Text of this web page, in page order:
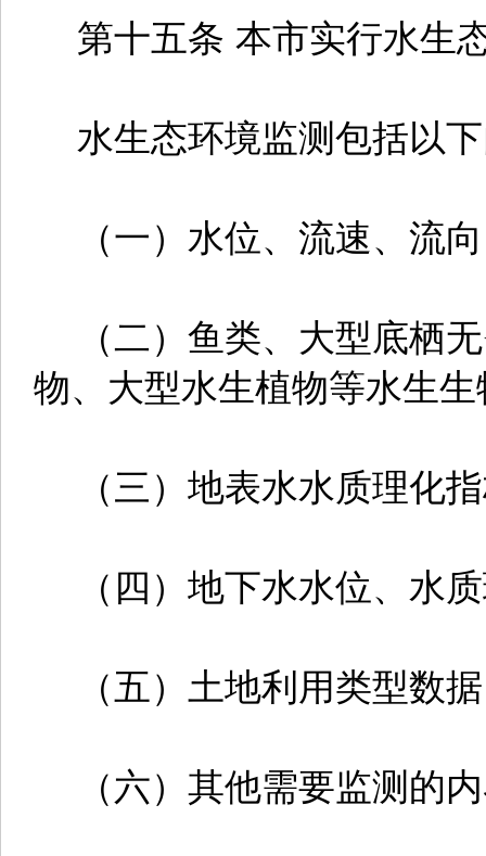
第十五条 本市实行水生
水生态环境监测包括以
（一）水位、流速、流
（二）鱼类、大型底栖
物、大型水生植物等水生
（三）地表水水质理化
（四）地下水水位、水
（五）土地利用类型数
（六）其他需要监测的